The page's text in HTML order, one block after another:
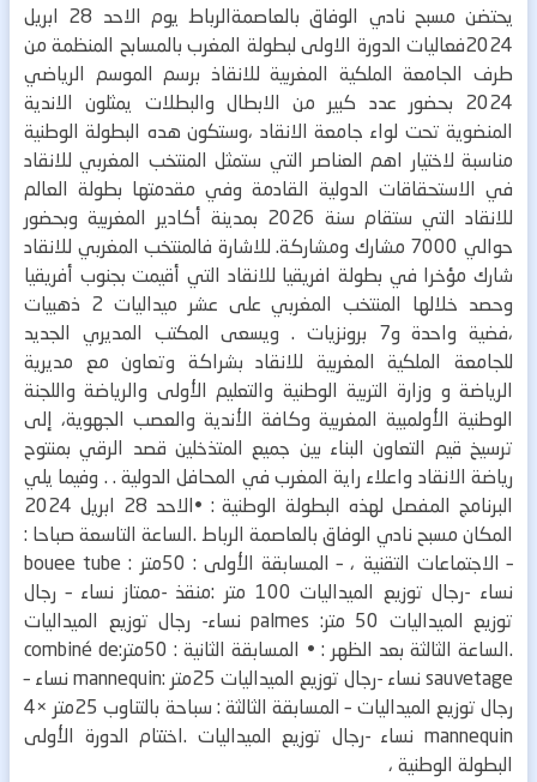
يحتضن مسبح نادي الوفاق بالعاصمةالرباط يوم الاحد 28 ابريل
2024فعاليات الدورة الاولى لبطولة المغرب
بالمسابح المنظمة من
طرف الجامعة الملكية المغربية للانقاذ برسم الموسم الرياضي
2024 بحضور عدد كبير من الابطال والبطلات يمثلون الاندية
المنضوية تحت لواء جامعة الانقاد ،وستكون هده البطولة الوطنية
مناسبة لاختيار اهم العناصر التي ستمثل المنتخب المغربي للانقاد
في الاستحقاقات الدولية القادمة وفي مقدمتها بطولة العالم
للانقاد التي ستقام سنة 2026 بمدينة أكادير المغربية وبحضور
حوالي 7000 مشارك ومشاركة.
للاشارة فالمنتخب المغربي للانقاد
شارك مؤخرا في بطولة افريقيا للانقاد التي أقيمت بجنوب أفريقيا
وحصد خلالها المنتخب المغربي على عشر ميداليات 2 ذهبيات
،فضية واحدة و7 برونزيات .
ويسعى المكتب المديري الجديد
للجامعة الملكية المغربية للانقاد بشراكة وتعاون مع مديرية
الرياضة و وزارة التربية الوطنية والتعليم الأولى والرياضة واللجنة
الوطنية الأولمبية المغربية وكافة الأندية والعصب الجهوية، إلى
ترسيخ قيم التعاون البناء بين جميع المتذخلين قصد الرقي بمنتوح
رياضة الانقاد واعلاء راية المغرب في المحافل الدولية . . وفيما يلي
البرنامج المفصل لهذه البطولة الوطنية : •الاحد 28 ابريل 2024
المكان مسبح نادي الوفاق بالعاصمة الرباط .الساعة التاسعة صباحا :
– الاجتماعات التقنية ،– المسابقة الأولى :
نساء -رجالتوزيع الميداليات100 متر :منقذ -ممتاز
نساء – رجال
توزيع الميداليات
نساء- رجال توزيع الميداليات
.الساعة الثالثة بعد الظهر : • المسابقة الثانية :
50متر:combiné de
sauvetage نساء -رجال توزيع الميداليات
نساء –
رجالتوزيع الميداليات – المسابقة الثالثة : سباحة بالتناوب 25متر ×4
mannequinنساء -رجال توزيع الميداليات .اختتام الدورة الأولى
البطولة الوطنية ،